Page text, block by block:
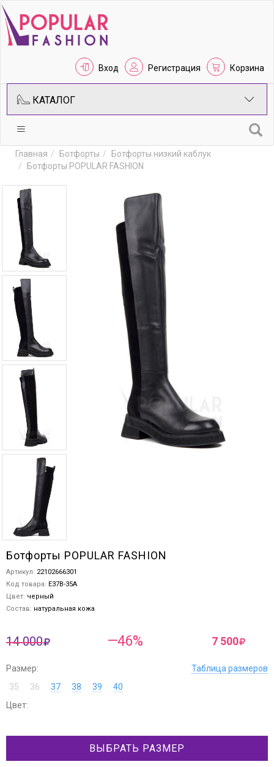
Вход Регистрация Корзина
КАТАЛОГ
Главная Ботфорты
Ботфорты низкий каблук
Ботфорты POPULAR FASHION
Ботфорты POPULAR FASHION
Артикул: 22102666301
Код товара: E37B-35A
Цвет: черный
Состав: натуральная кожа
14 000 —46% 7 500
Размер:
Таблица размеров
35
36 37 38 39
40
Цвет:
ВЫБРАТЬ РАЗМЕР